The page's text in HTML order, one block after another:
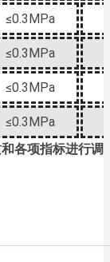
≤0.3MPa
≤0.3MPa
≤0.3MPa
≤0.3MPa
各项指标进行调